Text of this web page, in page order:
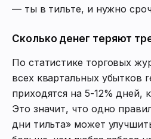
— ты в тильте, и нужно
Сколько денег теряют
По статистике торговых
всех квартальных убытков
приходятся на 5-12% дней,
Это значит, что одно
дни тильта» может